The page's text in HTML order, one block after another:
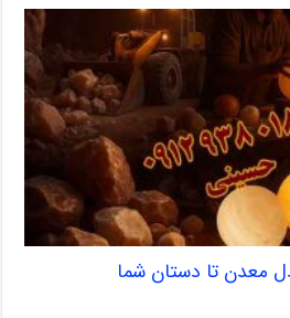
معدن تا دستان شما